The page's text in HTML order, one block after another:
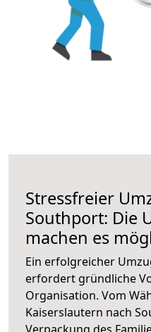
Stressfreier
Southport: Die
machen es
Ein erfolgreicher
erfordert gründliche
Organisation. Vom
Kaiserslautern nach